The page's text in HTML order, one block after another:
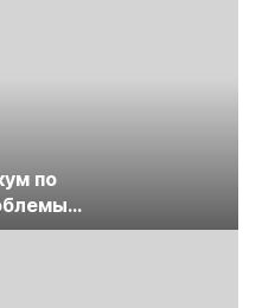
по
экспертизы